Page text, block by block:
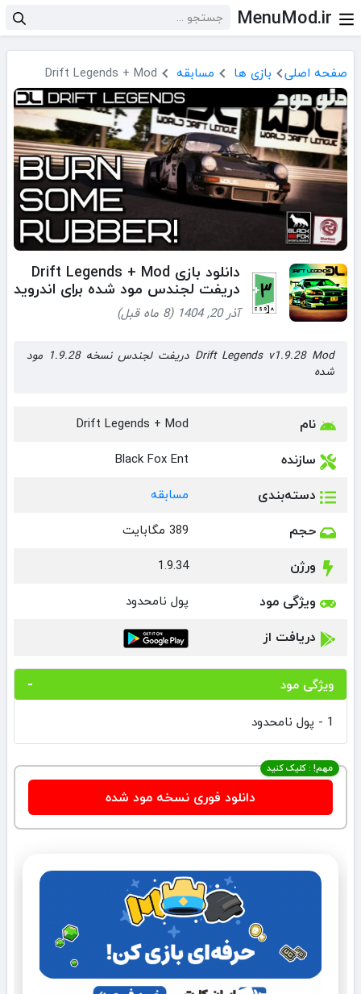
MenuMod.ir
صفحه اصلی بازی ها مسابقه Drift Legends + Mod
دانلود بازی Drift Legends + Mod
دریفت لجندس مود شده برای اندروید
آذر 20, 1404 (8 ماه قبل)
Drift Legends v1.9.28 Mod دریفت لجندس نسخه 1.9.28 مود
شده
نام Drift Legends + Mod
سازنده Black Fox Ent
دسته‌بندی مسابقه
حجم 389 مگابایت
ورژن 1.9.34
ویژگی مود پول نامحدود
دریافت از
ویژگی مود
1 - پول نامحدود
مهم! : کلیک کنید
دانلود فوری نسخه مود شده